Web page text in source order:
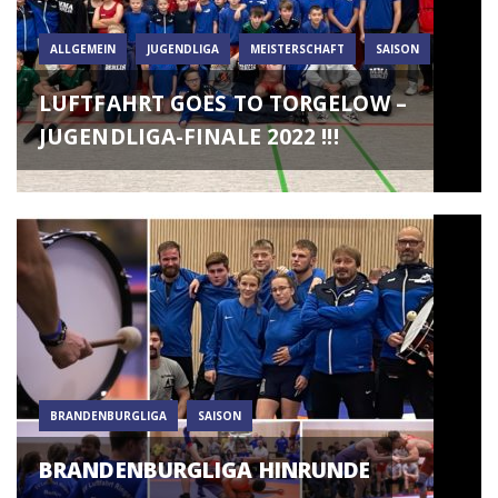
ALLGEMEIN JUGENDLIGA MEISTERSCHAFT SAISON
LUFTFAHRT GOES TO TORGELOW –
JUGENDLIGA-FINALE 2022 !!!
BRANDENBURGLIGA SAISON
BRANDENBURGLIGA HINRUNDE